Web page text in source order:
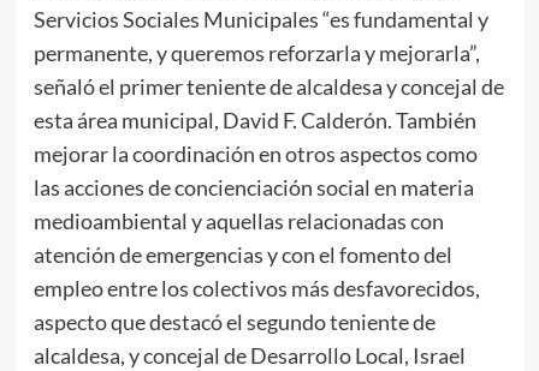
Servicios Sociales Municipales “es fundamental y
permanente, y queremos reforzarla y mejorarla”,
señaló el primer teniente de alcaldesa y concejal de
esta área municipal, David F. Calderón. También
mejorar la coordinación en otros aspectos como
las acciones de concienciación social en materia
medioambiental y aquellas relacionadas con
atención de emergencias y con el fomento del
empleo entre los colectivos más desfavorecidos,
aspecto que destacó el segundo teniente de
alcaldesa, y concejal de Desarrollo Local, Israel